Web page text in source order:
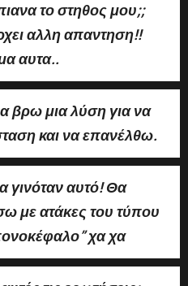
το στηθος μου;;
αλλη απαντηση!!
αυτα..
μια λύση για να
και να επανέλθω.
γινόταν αυτό! Θα
με ατάκες του τύπου
χα χα